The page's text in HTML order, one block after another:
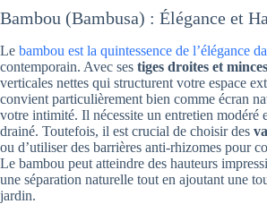
Bambou (Bambusa) : Élégance et
Le bambou est la quintessence de l’élégance
contemporain. Avec ses tiges droites et minces
verticales nettes qui structurent votre espace
convient particulièrement bien comme écran
votre intimité. Il nécessite un entretien modéré
drainé. Toutefois, il est crucial de choisir des
ou d’utiliser des barrières anti-rhizomes pour
Le bambou peut atteindre des hauteurs
une séparation naturelle tout en ajoutant une
jardin.